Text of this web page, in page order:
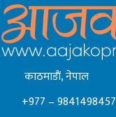
काठमाडाैं, नेपाल
+977 – 9841498457